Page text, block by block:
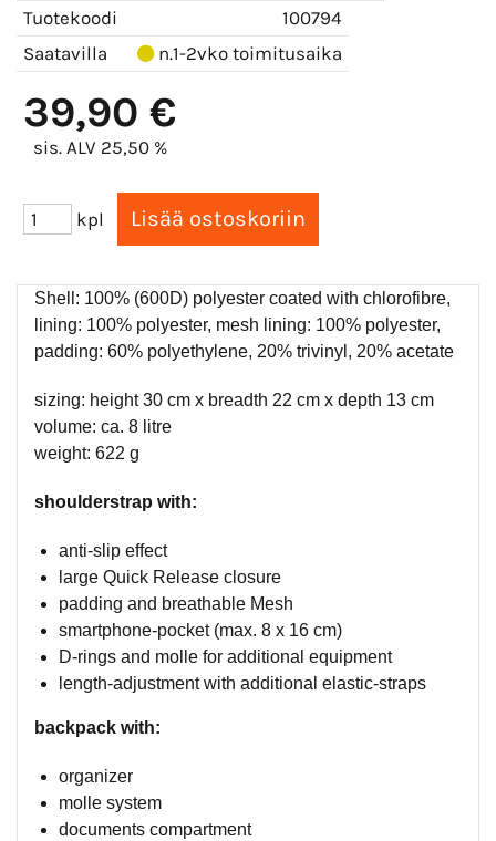
Tuotekoodi
100794
Saatavilla
n.1-2vko toimitusaika
39,90 €
sis. ALV 25,50 %
kpl
Shell: 100% (600D) polyester coated with chlorofibre,
lining: 100% polyester, mesh lining: 100% polyester,
padding: 60% polyethylene, 20% trivinyl, 20% acetate
sizing: height 30 cm x breadth 22 cm x depth 13 cm
volume: ca. 8 litre
weight: 622 g
shoulderstrap with:
anti-slip effect
large Quick Release closure
padding and breathable Mesh
smartphone-pocket (max. 8 x 16 cm)
D-rings and molle for additional equipment
length-adjustment with additional elastic-straps
backpack with:
organizer
molle system
documents compartment